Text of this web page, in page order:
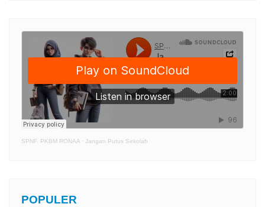
SPNF. PKBM RONAA · Jangan Putus Sekolah
POPULER